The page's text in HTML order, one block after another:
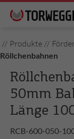
// Produkte //
Röllchenbahnen
50mm
Länge
RCB-600-050-